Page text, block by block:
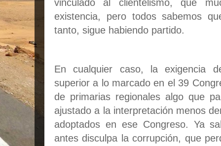
vinculado al clientelismo, que
existencia, pero todos sabemos
tanto, sigue habiendo partido.
En cualquier caso, la exigencia
superior a lo marcado en el 39
de primarias regionales algo que
ajustado a la interpretación menos
adoptados en ese Congreso. Ya
antes disculpa la corrupción, que